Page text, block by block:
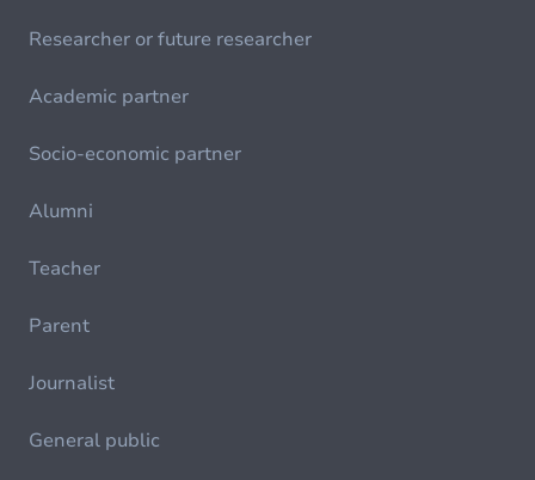
Researcher or future researcher
Academic partner
Socio-economic partner
Alumni
Teacher
Parent
Journalist
General public